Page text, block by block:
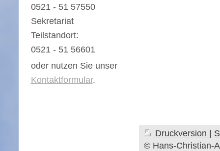
0521 - 51 57550
Sekretariat
Teilstandort:
0521 - 51 56601
oder nutzen Sie unser
Kontaktformular.
Druckversion |
© Hans-Christian-